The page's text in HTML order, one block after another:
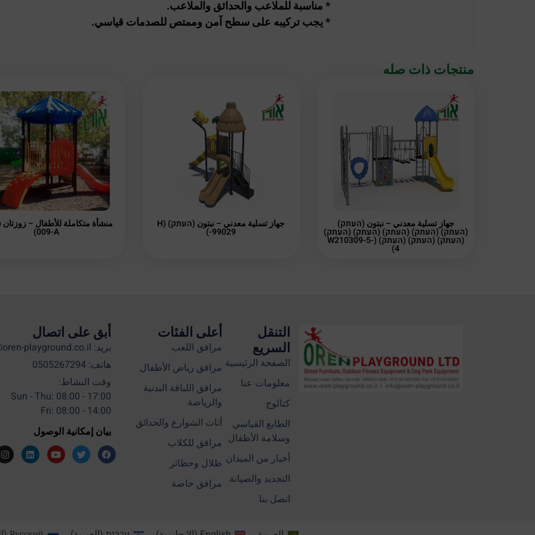
* مناسبة للملاعب والحدائق والملاعب.
* يجب تركيبه على سطح آمن وممتص للصدمات قياسي.
منتجات ذات صله
جهاز تسلية معدني – نبتون (העתק)
(העתק) (העתק) (העתק) (העתק) (העתק)
(העתק) (העתק) (העתק) (W210309-5-
4)
جهاز تسلية معدني – نبتون (העתק) (H
-99029)
009-A)
التنقل
السريع
الصفحة الرئيسية
معلومات عنا
كتالوج
الطابع القياسي
وسلامة الأطفال
أخبار من الميدان
التجديد والصيانة
اتصل بنا
أعلى الفئات
مرافق اللعب
مرافق رياض الأطفال
مرافق اللياقة البدنية
والرياضة
أثاث الشوارع والحدائق
مرافق للكلاب
ظلال وحظائر
مرافق خاصة
أبق على اتصال
بريد: info@oren-playground.co.il
هاتف: 0505267294
وقت النشاط:
Sun - Thu: 08:00 - 17:00
Fri: 08:00 - 14:00
بيان إمكانية الوصول